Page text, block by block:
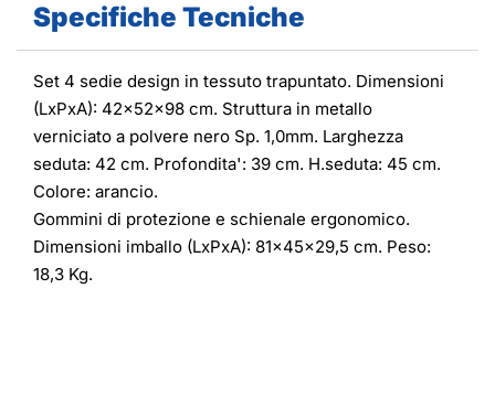
Specifiche Tecniche
Set 4 sedie design in tessuto trapuntato. Dimensioni
(LxPxA): 42x52x98 cm. Struttura in metallo
verniciato a polvere nero Sp. 1,0mm. Larghezza
seduta: 42 cm. Profondita': 39 cm. H.seduta: 45 cm.
Colore: arancio.
Gommini di protezione e schienale ergonomico.
Dimensioni imballo (LxPxA): 81x45x29,5 cm. Peso:
18,3 Kg.